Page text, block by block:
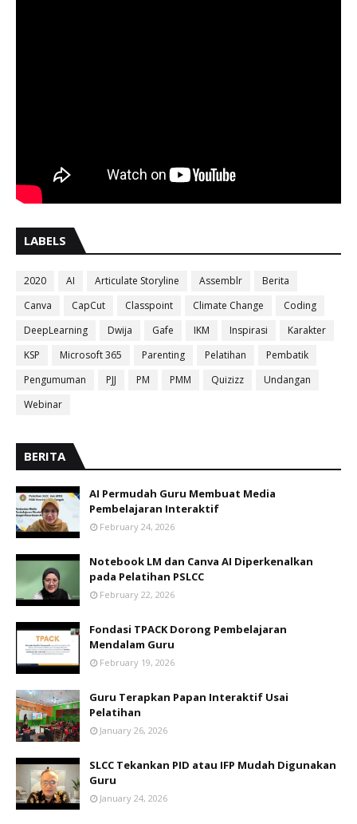
LABELS
2020 AI Articulate Storyline Assemblr
Berita
Canva
CapCut Classpoint Climate Change
Coding
DeepLearning
Dwija Gafe IKM Inspirasi
Karakter
KSP
Microsoft 365 Parenting Pelatihan
Pembatik
Pengumuman
PJJ PM PMM Quizizz
Undangan
Webinar
BERITA
AI Permudah Guru Membuat Media
Pembelajaran Interaktif
February 24, 2026
Notebook LM dan Canva AI Diperkenalkan
pada Pelatihan PSLCC
February 22, 2026
Fondasi TPACK Dorong Pembelajaran
Mendalam Guru
February 19, 2026
Guru Terapkan Papan Interaktif Usai
Pelatihan
January 26, 2026
SLCC Tekankan PID atau IFP Mudah Digunakan
Guru
January 24, 2026